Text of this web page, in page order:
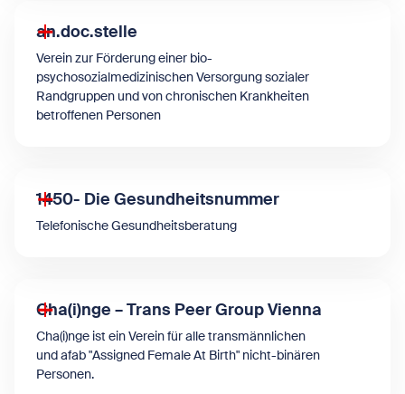
an.doc.stelle
Verein zur Förderung einer bio-
psychosozialmedizinischen Versorgung sozialer
Randgruppen und von chronischen Krankheiten
betroffenen Personen
1450- Die Gesundheitsnummer
Telefonische Gesundheitsberatung
Cha(i)nge – Trans Peer Group Vienna
Cha(i)nge ist ein Verein für alle transmännlichen
und afab "Assigned Female At Birth" nicht-binären
Personen.